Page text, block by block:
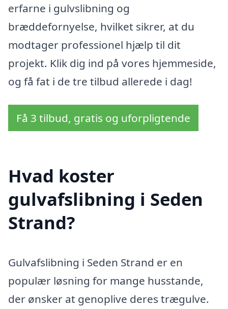
erfarne i gulvslibning og
bræddefornyelse, hvilket sikrer, at du
modtager professionel hjælp til dit
projekt. Klik dig ind på vores hjemmeside,
og få fat i de tre tilbud allerede i dag!
Få 3 tilbud, gratis og uforpligtende
Hvad koster
gulvafslibning i Seden
Strand?
Gulvafslibning i Seden Strand er en
populær løsning for mange husstande,
der ønsker at genoplive deres trægulve.